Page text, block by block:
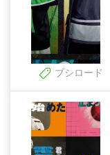
ブシロード